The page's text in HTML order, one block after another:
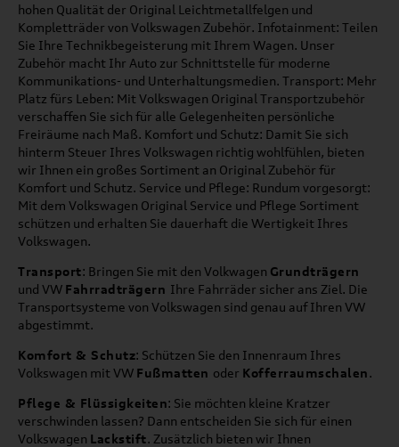
hohen Qualität der Original Leichtmetallfelgen und
Kompletträder von Volkswagen Zubehör. Infotainment: Teilen
Sie Ihre Technikbegeisterung mit Ihrem Wagen. Unser
Zubehör macht Ihr Auto zur Schnittstelle für moderne
Kommunikations- und Unterhaltungsmedien. Transport: Mehr
Platz fürs Leben: Mit Volkswagen Original Transportzubehör
verschaffen Sie sich für alle Gelegenheiten persönliche
Freiräume nach Maß. Komfort und Schutz: Damit Sie sich
hinterm Steuer Ihres Volkswagen richtig wohlfühlen, bieten
wir Ihnen ein großes Sortiment an Original Zubehör für
Komfort und Schutz. Service und Pflege: Rundum vorgesorgt:
Mit dem Volkswagen Original Service und Pflege Sortiment
schützen und erhalten Sie dauerhaft die Wertigkeit Ihres
Volkswagen.
Transport: Bringen Sie mit den Volkwagen Grundträgern
und VW Fahrradträgern Ihre Fahrräder sicher ans Ziel. Die
Transportsysteme von Volkswagen sind genau auf Ihren VW
abgestimmt.
Komfort & Schutz: Schützen Sie den Innenraum Ihres
Volkswagen mit VW Fußmatten oder Kofferraumschalen.
Pflege & Flüssigkeiten: Sie möchten kleine Kratzer
verschwinden lassen? Dann entscheiden Sie sich für einen
Volkswagen Lackstift. Zusätzlich bieten wir Ihnen